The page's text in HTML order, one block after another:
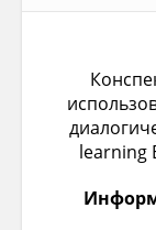
learning